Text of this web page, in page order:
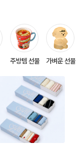
주방템 선물 가벼운 선물